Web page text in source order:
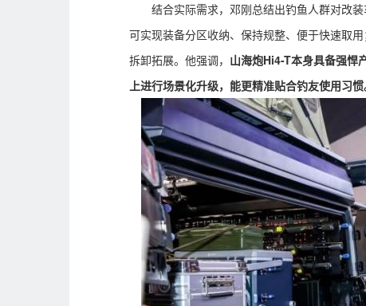
结合实际需求，邓刚总结出钓鱼人群对改
可实现装备分区收纳、保持规整、便于快速取
拆卸拓展。他强调， 山海炮Hi4-T本身具备强悍
上进行场景化升级，能更精准贴合钓友使用习惯